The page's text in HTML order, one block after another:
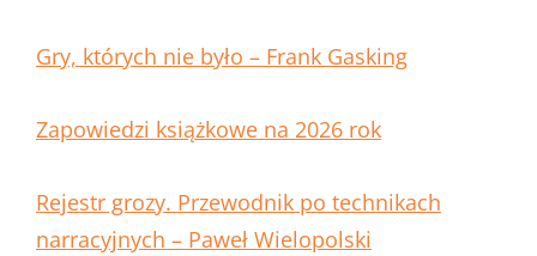
Gry, których nie było – Frank Gasking
Zapowiedzi książkowe na 2026 rok
Rejestr grozy. Przewodnik po technikach
narracyjnych – Paweł Wielopolski